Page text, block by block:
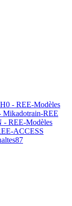
- REE-Modèles
Mikadotrain-REE
- REE-Modèles
ACCESS